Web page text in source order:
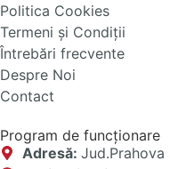
Politica Cookies
Termeni și Condiții
Întrebări frecvente
Despre Noi
Contact
Program de funcționare
Adresă: Jud.Prahova